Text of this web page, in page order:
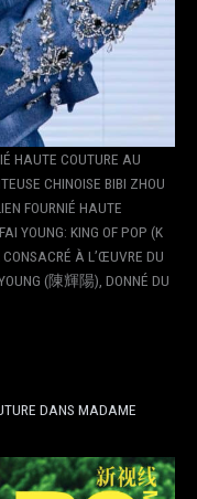
HAUTE COUTURE AU
CHINOISE BIBI ZHOU
FOURNIÉ HAUTE
YOUNG: KING OF POP (K
À L’ŒUVRE DU
(陳輝陽), DONNÉ DU
DANS MADAME